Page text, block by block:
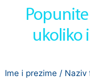
ukoliko
Ime i prezime / Naziv